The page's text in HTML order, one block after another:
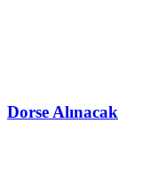
Dorse Alınacak